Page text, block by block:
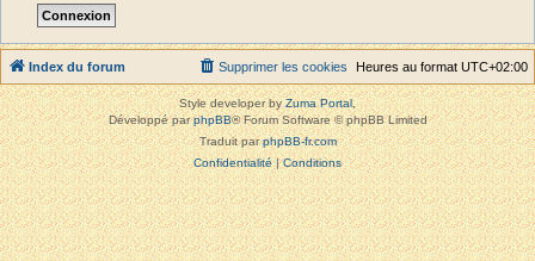
Index du forum Heures au format UTC+02:00
Supprimer les cookies
Style developer byZuma Portal,
Développé parphpBB® Forum Software © phpBB Limited
Traduit parphpBB-fr.com
Confidentialité|Conditions